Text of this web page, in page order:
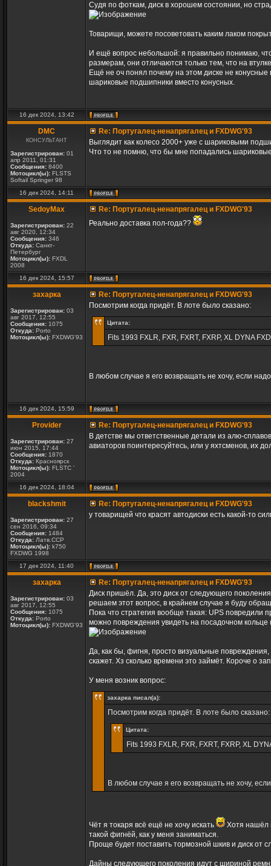
Судя по фоткам, диск в хорошем состоянии, но
Товарищи, можете посоветовать каким лаком
И ещё вопрос небольшой: я правильно понимаю,
размерам, они отличаются только тем, что на
Ещё не оч понял почему на этом диске не конусные
шариковые подшипники вместо конусных.
16 дек 2024, 13:42
DMC
КОНСУЛЬТАНТ
Зарегистрирован: 01
апр 2011, 01:31
Сообщения: 8400
Мотоцикл(ы): FLSTS
Softail Springer 98
Re: Португалец-ненапрягалец и FXDWG'93
Выглядит как колесо 2000+ уже с шариковыми
Что то не помню, что бы мне попадались
16 дек 2024, 14:11
SedoyMax
Зарегистрирован: 22
авг 2020, 12:34
Сообщения: 346
Откуда: Санкт-
Петербург
Мотоцикл(ы): FXDL
2008
Re: Португалец-ненапрягалец и FXDWG'93
Реально доставка пол-года??
16 дек 2024, 15:57
захарка
Зарегистрирован: 03
авг 2017, 12:55
Сообщения: 1075
Откуда: Porto
Мотоцикл(ы): FXDWG'93
Re: Португалец-ненапрягалец и FXDWG'93
Посмотрим когда придёт. В лоте было сказано:
Цитата:
Fits 1993 FXLR, FXR, FXRT, FXRP, XL DYNA
В любом случае я его возвращать не хочу, если
16 дек 2024, 15:59
Provider
Зарегистрирован: 27
июн 2015, 17:44
Сообщения: 1870
Откуда: Красноярск
Мотоцикл(ы): FLSTC '
2004
Re: Португалец-ненапрягалец и FXDWG'93
В детстве мы ответственные детали из алю-
авиаторов поинтересуйтесь, или у яхтсменов, их
16 дек 2024, 18:04
blackshmit
Зарегистрирован: 27
сен 2016, 09:34
Сообщения: 1484
Откуда: Латв.ССР
Мотоцикл(ы): k750
FXDWG 1998
Re: Португалец-ненапрягалец и FXDWG'93
у товарищей что красят автодиски есть какой-то
17 дек 2024, 11:40
захарка
Зарегистрирован: 03
авг 2017, 12:55
Сообщения: 1075
Откуда: Porto
Мотоцикл(ы): FXDWG'93
Re: Португалец-ненапрягалец и FXDWG'93
Диск пришёл. Да, это диск от следующего
решаем этот вопрос, в крайнем случае я буду
Пока что стратегия вообще такая: UPS повредили
можно повреждения увидеть на посадочном кольце
Да, как бы, фигня, просто визуальные
скажет. Хз сколько времени это займёт. Короче о
У меня возник вопрос:
захарка писал(а):
Посмотрим когда придёт. В лоте было сказано:
Цитата:
Fits 1993 FXLR, FXR, FXRT, FXRP, XL
В любом случае я его возвращать не хочу,
Чёт я токаря всё ещё не хочу искать
Хотя нашёл
такой фигнёй, как у меня заниматься.
Проще будет поставить тормозной шкив и диск от
Дайны следующего поколения идут с шириной